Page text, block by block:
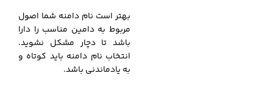
بهتر است نام دامنه شما اصول
مربوط به دامین مناسب را دارا
باشد تا دچار مشکل نشوید.
انتخاب نام دامنه باید کوتاه و
به یادماندنی باشد.